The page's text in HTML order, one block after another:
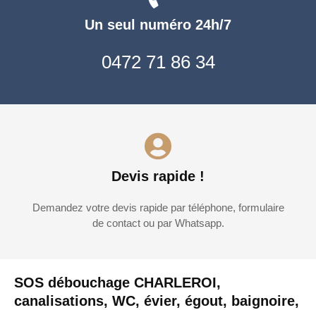
SOS débouchage CHARLEROI,
canalisations, WC, évier, égout, baignoire,
Un seul numéro 24h/7
0472 71 86 34
Devis rapide !
Demandez votre devis rapide par téléphone, formulaire
de contact ou par Whatsapp.